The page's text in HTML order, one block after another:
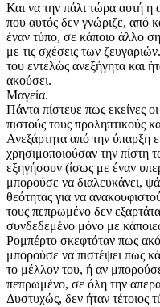
Και να την πάλι τώρα αυτή
που αυτός δεν γνώριζε, από
έναν τύπο, σε κάποιο άλλο
με τις σχέσεις των
του εντελώς ανεξήγητα και
ακούσει.
Μαγεία.
Πάντα πίστευε πως εκείνες
πιστούς τους προληπτικούς
Ανεξάρτητα από την ύπαρξη
χρησιμοποιούσαν την πίστη
εξηγήσουν (ίσως με έναν
μπορούσε να διαλευκάνει,
θεότητας για να
τους πεπρωμένο δεν
συνδεδεμένο μόνο με
Ρομπέρτο σκεφτόταν πως
μπορούσε να πιστέψει πως
το μέλλον του, ή αν
πεπρωμένο, σε όλη την
Δυστυχώς, δεν ήταν τέτοιος